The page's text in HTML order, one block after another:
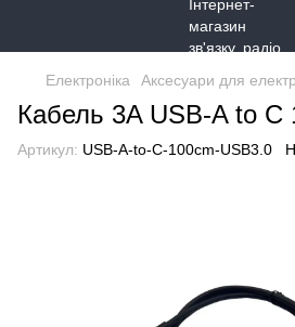
Електроніка Аксесуари для
Кабель 3A USB-A to C
Артикул: USB-A-to-C-100cm-USB3.0